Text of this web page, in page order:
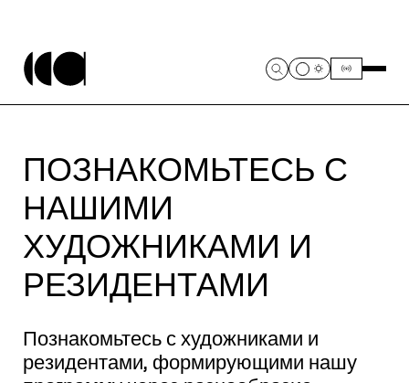
ПОЗНАКОМЬТЕСЬ С
НАШИМИ
ХУДОЖНИКАМИ И
РЕЗИДЕНТАМИ
Познакомьтесь с художниками и
резидентами, формирующими нашу